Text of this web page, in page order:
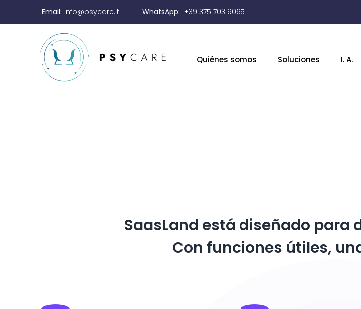
Email: info@psycare.it WhatsApp: +39 375 703 9065
Quiénes somos Soluciones I. A.
SaasLand está diseñado para
Con funciones útiles,